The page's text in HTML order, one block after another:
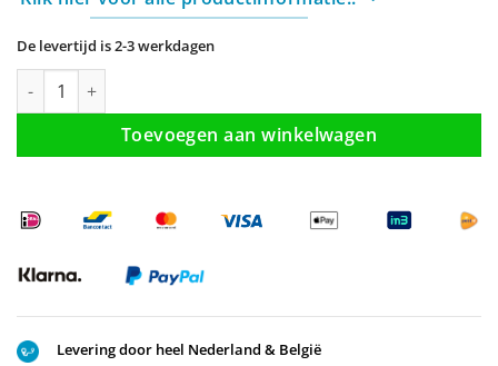
De levertijd is 2-3 werkdagen
Waskom Rond Color Line Mat Zwart aantal
Toevoegen aan winkelwagen
Levering door heel Nederland & België